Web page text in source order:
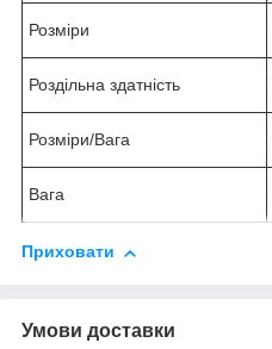
Розміри
Роздільна здатність
Розміри/Вага
Вага
Приховати
Умови доставки